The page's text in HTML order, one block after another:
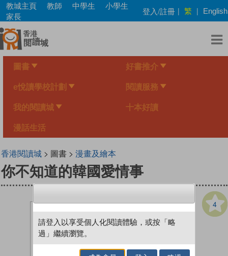
Skip
main
content
教城主頁 教師 中學生
小學生
家長
登入/註冊 | 繁 | English
圖書 好書推介
e悅讀學校計劃 閱讀服務
我的閱讀城 十本好讀
漫話生活
香港閱讀城> 圖書 > 漫畫及繪本
你不知道的韓國愛情事
4
請登入以享受個人化閱讀體驗，或按「略
過」繼續瀏覽。